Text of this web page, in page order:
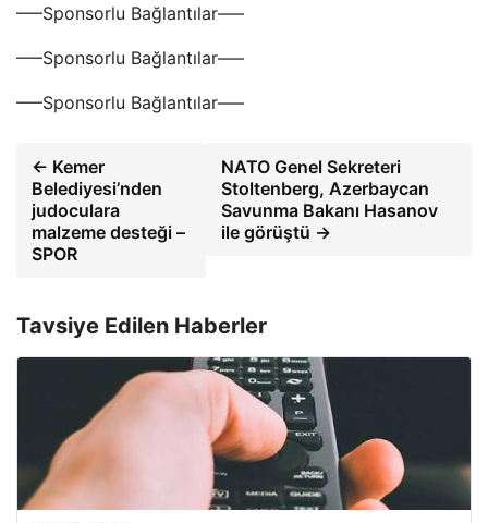
—–Sponsorlu Bağlantılar—–
—–Sponsorlu Bağlantılar—–
—–Sponsorlu Bağlantılar—–
← Kemer
Belediyesi’nden
judoculara
malzeme desteği –
SPOR
NATO Genel Sekreteri
Stoltenberg, Azerbaycan
Savunma Bakanı Hasanov
ile görüştü →
Tavsiye Edilen Haberler